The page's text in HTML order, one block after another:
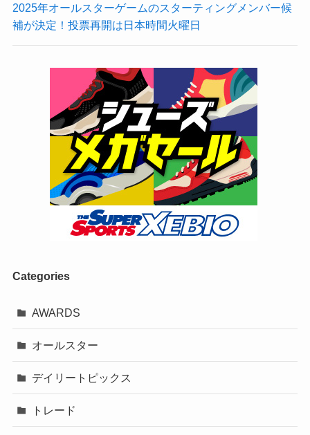
2025年オールスターゲームのスターティングメンバー候
補が決定！投票再開は日本時間火曜日
Categories
AWARDS
オールスター
デイリートピックス
トレード